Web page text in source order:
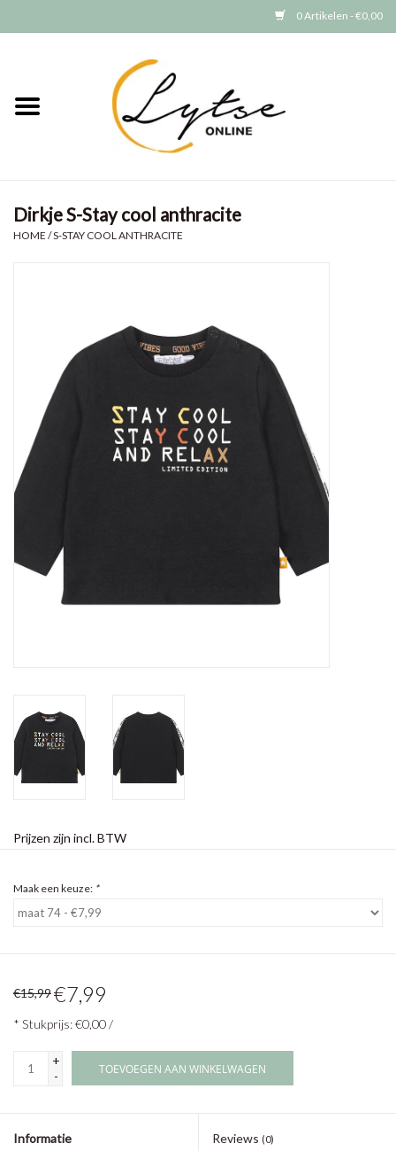
0 Artikelen - €0,00
Meisjes
GRATIS VERZENDEN (vanaf EUR
Dirkje S-Stay cool anthracite
HOME /S-STAY COOL ANTHRACITE
Prijzen zijn incl. BTW
Maak een keuze: *
€15,99€7,99
* Stukprijs: €0,00 /
+
-
TOEVOEGEN AAN WINKELWAGEN
Informatie Reviews (0)